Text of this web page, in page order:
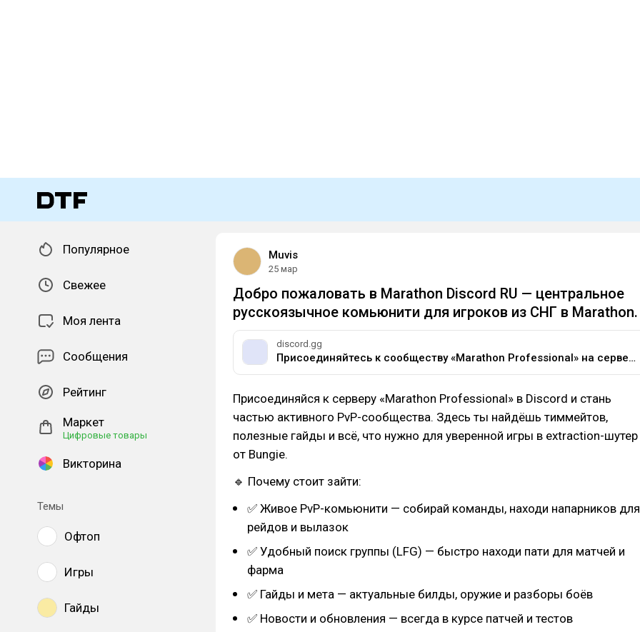
Популярное
Свежее
Моя лента
Сообщения
Рейтинг
Маркет
Цифровые товары
Викторина
Темы
Офтоп
Игры
Гайды
Muvis
25 мар
Добро пожаловать в Marathon Discord RU — центральное
русскоязычное комьюнити для игроков из СНГ в Marathon.
discord.gg
Присоединяйтесь к сообществу «Marathon Professional» на сервере Discord!
Присоединяйся к серверу «Marathon Professional» в Discord и стань
частью активного PvP-сообщества. Здесь ты найдёшь тиммейтов,
полезные гайды и всё, что нужно для уверенной игры в extraction-шутер
от Bungie.
🔹 Почему стоит зайти:
✅ Живое PvP-комьюнити — собирай команды, находи напарников для
рейдов и вылазок
✅ Удобный поиск группы (LFG) — быстро находи пати для матчей и
фарма
✅ Гайды и мета — актуальные билды, оружие и разборы боёв
✅ Новости и обновления — всегда в курсе патчей и тестов